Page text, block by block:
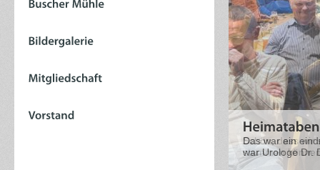
Das war ein
war Urologe Dr.